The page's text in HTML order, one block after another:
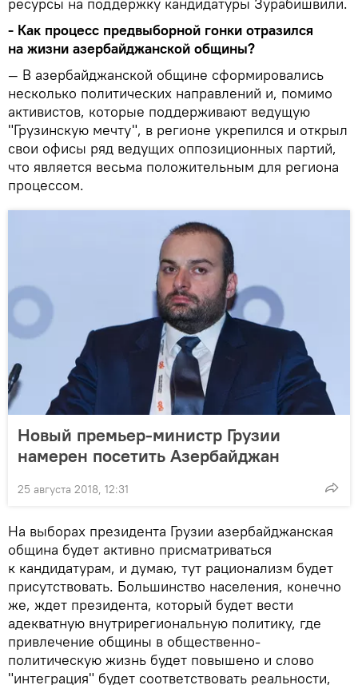
- Как процесс предвыборной гонки отразился
на жизни азербайджанской общины?
— В азербайджанской общине сформировались
несколько политических направлений и, помимо
активистов, которые поддерживают ведущую
"Грузинскую мечту", в регионе укрепился и открыл
свои офисы ряд ведущих оппозиционных партий,
что является весьма положительным для региона
процессом.
Новый премьер-министр Грузии
намерен посетить Азербайджан
25 августа 2018, 12:31
На выборах президента Грузии азербайджанская
община будет активно присматриваться
к кандидатурам, и думаю, тут рационализм будет
присутствовать. Большинство населения, конечно
же, ждет президента, который будет вести
адекватную внутрирегиональную политику, где
привлечение общины в общественно-
политическую жизнь будет повышено и слово
"интеграция" будет соответствовать реальности,